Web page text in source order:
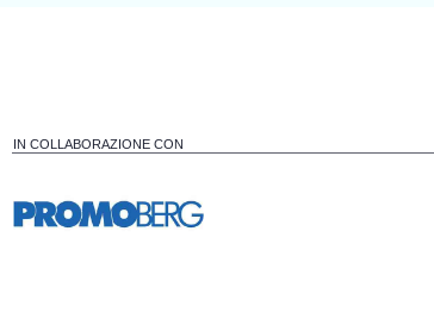
IN COLLABORAZIONE CON